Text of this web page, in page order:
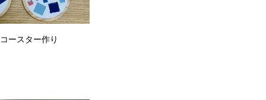
ースター作り